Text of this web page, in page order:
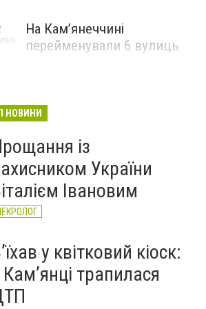
На Камʼянеччині
перейменували 6 вулиць
НОВИНИ
із
України
Івановим
у квітковий кіоск:
Камʼянці трапилася